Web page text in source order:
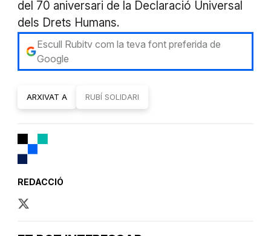
del 70 aniversari de la Declaració Universal
dels Drets Humans.
Escull Rubitv com la teva font preferida de
Google
ARXIVAT A RUBÍ SOLIDARI
REDACCIÓ